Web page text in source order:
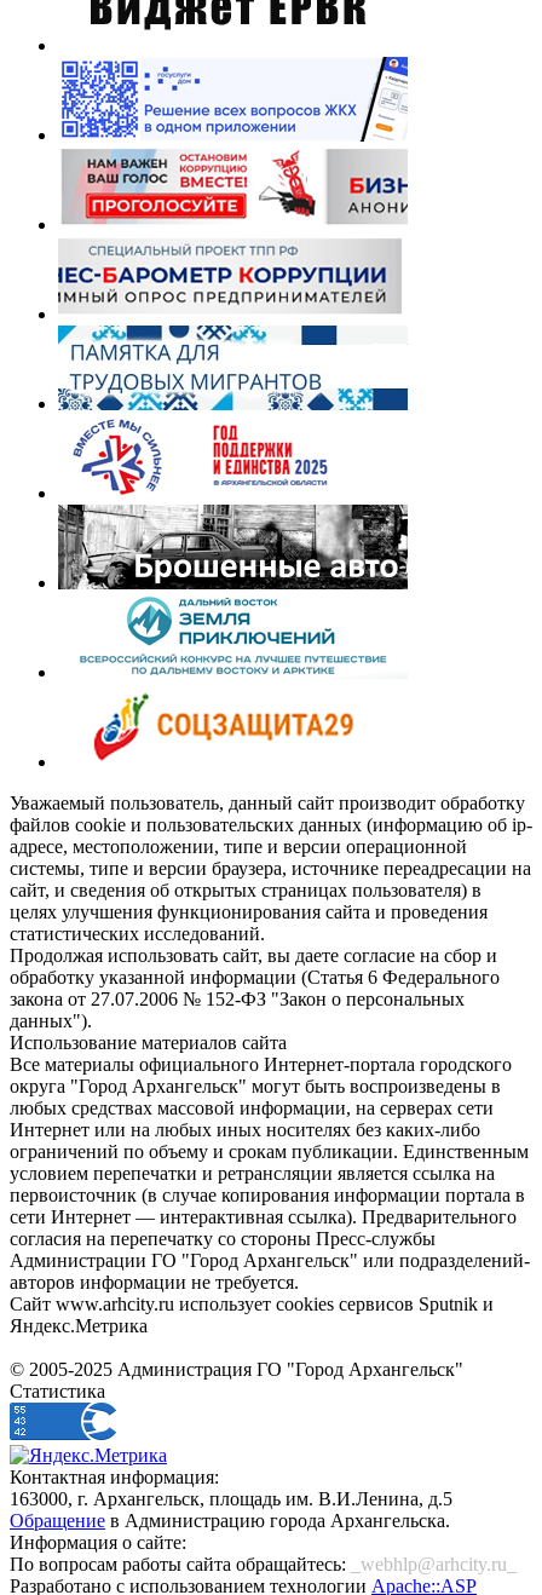
Уважаемый пользователь, данный сайт производит обработку
файлов cookie и пользовательских данных (информацию об ip-
адресе, местоположении, типе и версии операционной
системы, типе и версии браузера, источнике переадресации на
сайт, и сведения об открытых страницах пользователя) в
целях улучшения функционирования сайта и проведения
статистических исследований.
Продолжая использовать сайт, вы даете согласие на сбор и
обработку указанной информации (Статья 6 Федерального
закона от 27.07.2006 № 152-ФЗ "Закон о персональных
данных").
Использование материалов сайта
Все материалы официального Интернет-портала городского
округа "Город Архангельск" могут быть воспроизведены в
любых средствах массовой информации, на серверах сети
Интернет или на любых иных носителях без каких-либо
ограничений по объему и срокам публикации. Единственным
условием перепечатки и ретрансляции является ссылка на
первоисточник (в случае копирования информации портала в
сети Интернет — интерактивная ссылка). Предварительного
согласия на перепечатку со стороны Пресс-службы
Администрации ГО "Город Архангельск" или подразделений-
авторов информации не требуется.
Сайт www.arhcity.ru использует cookies сервисов Sputnik и
Яндекс.Метрика
© 2005-2025 Администрация ГО "Город Архангельск"
Статистика
Контактная информация:
163000, г. Архангельск, площадь им. В.И.Ленина, д.5
Обращение в Администрацию города Архангельска.
Информация о сайте:
По вопросам работы сайта обращайтесь:
_webhlp@arhcity.ru_
Разработано с использованием технологии Apache::ASP